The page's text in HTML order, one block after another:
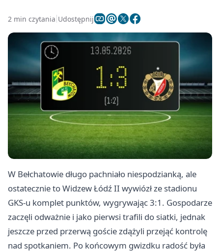
2 min czytania Udostępnij
W Bełchatowie długo pachniało niespodzianką, ale
ostatecznie to WidzewŁódźII wywiózł ze stadionu
GKS-u komplet punktów, wygrywając 3:1. Gospodarze
zaczęli odważnie i jako pierwsi trafili do siatki, jednak
jeszcze przed przerwą goście zdążyli przejąć kontrolę
nad spotkaniem. Po końcowym gwizdku radość była